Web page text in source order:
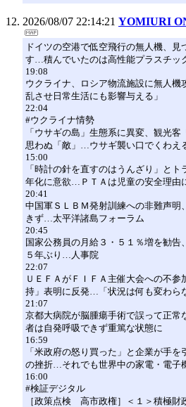
2026/08/07 22:14:21 YOMIURI
ドイツの空港で低空飛行の無人機、見
す…積んでいたのは高性能プラスチッ
19:08
ウクライナ、ロシア物流施設に無人
乱させ日常生活にも影響与える」
22:04
#ウクライナ情勢
「ウサギの島」生態系に異変、観光
思わぬ「敵」…ウサギ襲い口でくわえ
15:00
「時計の針を直すのはうんざり」と
年化に意欲…ＰＴＡは児童の安全理由
20:41
中国軍ＳＬＢＭ発射訓練への非難声明
きず…太平洋諸島フォーラム
20:45
国家公務員の月給３・５１％増を勧告
５年ぶり…人事院
22:07
ＵＥＦＡがＦＩＦＡ主催大会への不参
持」表明に反発…「状況は何も変わら
21:07
京都大病院が脳腫瘍手術で誤って正常
者は自発呼吸できず重篤な状態に
16:59
「米政府の怒り買った」と企業が手を
の挫折…それでも世界中の家電・電子
16:00
#検証デジタル
［政策点検 高市政権］＜１＞積極財